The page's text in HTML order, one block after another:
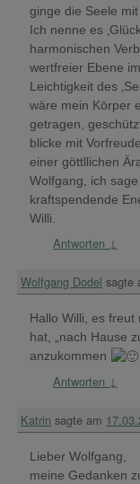
ginge die Seele
Ich nenne es
harmonischen
wertfreier Ebene
Leichtigkeit des
wäre mein Körper
getragen,
blicke mit
einer göttllichen
Wolfgang, ich
kraftspendende
Willi.
Antworten ↓
Wolfgang Dodel sagte
Hallo Willi, es
hat, „nach Hause
anzukommen
Antworten ↓
Katrin sagte am
Lieber Wolfgang,
meine Gedanken